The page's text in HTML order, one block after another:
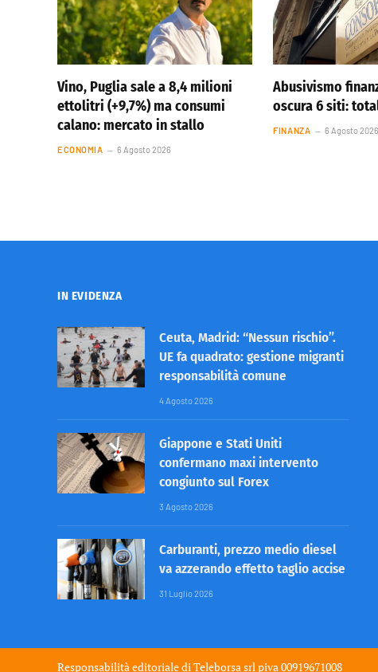
Vino, Puglia sale a 8,4 milioni
ettolitri (+9,7%) ma consumi
calano: mercato in stallo
ECONOMIA 6 Agosto 2026
Abusivismo
oscura 6 siti:
FINANZA 6 Agosto 2026
IN EVIDENZA
Ceuta, Madrid: “Nessun rischio”.
UE fa quadrato: gestione migranti
responsabilità comune
4 Agosto 2026
Giappone e Stati Uniti
confermano maxi intervento
congiunto sul Forex
3 Agosto 2026
Carburanti, prezzo medio diesel
va azzerando effetto taglio accise
31 Luglio 2026
Responsabilità editoriale diTeleborsa srlpiva 00919671008